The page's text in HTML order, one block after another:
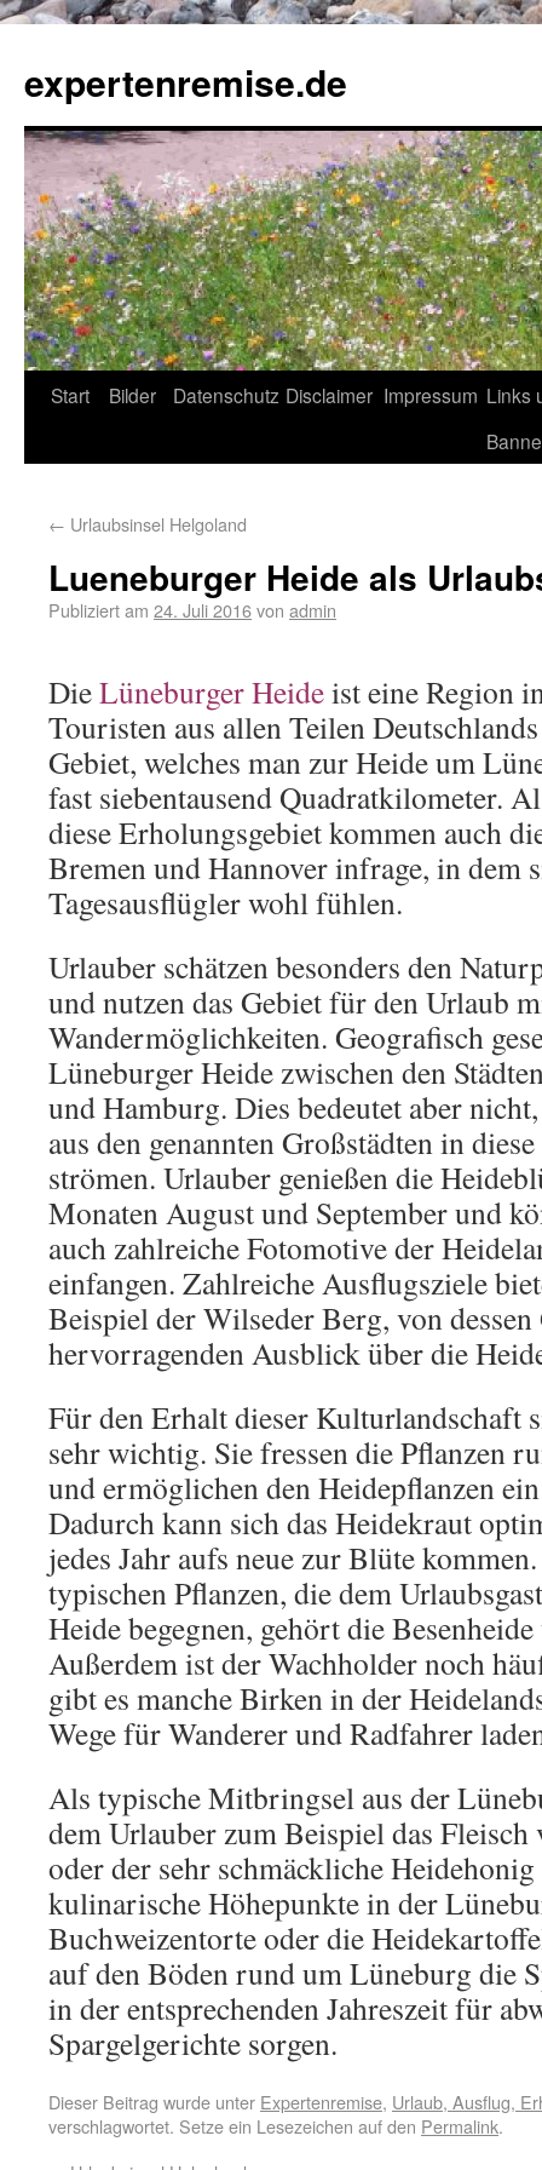
expertenremise.de
Start Bilder Datenschutz Disclaimer Impressum Links
← Urlaubsinsel Helgoland
Lueneburger Heide als
Publiziert am 24. Juli 2016von admin
DieLüneburger Heideist eine Region
Touristen aus allen Teilen
Gebiet, welches man zur Heide um
fast siebentausend Quadratkilometer.
diese Erholungsgebiet kommen auch
Bremen und Hannover infrage, in dem
Tagesausflügler wohl fühlen.
Urlauber schätzen besonders den
und nutzen das Gebiet für den Urlaub
Wandermöglichkeiten. Geografisch
Lüneburger Heide zwischen den
und Hamburg. Dies bedeutet aber
aus den genannten Großstädten in
strömen. Urlauber genießen die
Monaten August und September und
auch zahlreiche Fotomotive der
einfangen. Zahlreiche Ausflugsziele
Beispiel der Wilseder Berg, von
hervorragenden Ausblick über die
Für den Erhalt dieser Kulturlandschaft
sehr wichtig. Sie fressen die Pflanzen
und ermöglichen den Heidepflanzen
Dadurch kann sich das Heidekraut
jedes Jahr aufs neue zur Blüte
typischen Pflanzen, die dem
Heide begegnen, gehört die
Außerdem ist der Wachholder noch
gibt es manche Birken in der
Wege für Wanderer und Radfahrer
Als typische Mitbringsel aus der
dem Urlauber zum Beispiel das Fleisch
oder der sehr schmäckliche
kulinarische Höhepunkte in der
Buchweizentorte oder die
auf den Böden rund um Lüneburg die
in der entsprechenden Jahreszeit für
Spargelgerichte sorgen.
Dieser Beitrag wurde unter Expertenremise, Urlaub, Ausflug,
verschlagwortet. Setze ein Lesezeichen auf den Permalink.